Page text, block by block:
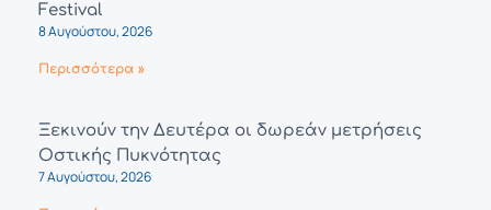
Festival
8 Αυγούστου, 2026
Περισσότερα »
Ξεκινούν την Δευτέρα οι δωρεάν μετρήσεις
Οστικής Πυκνότητας
7 Αυγούστου, 2026